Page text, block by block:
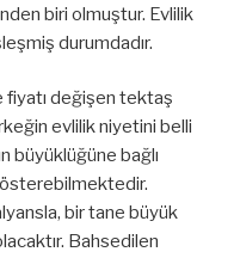
biri olmuştur. Evlilik
durumdadır.
fiyatı değişen tektaş
evlilik niyetini belli
büyüklüğüne bağlı
bir tane büyük
Bahsedilen